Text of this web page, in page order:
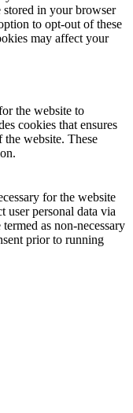
in your browser
to opt-out of these
may affect your
the website to
cookies that ensures
the website. These
for the website
user personal data via
as non-necessary
prior to running